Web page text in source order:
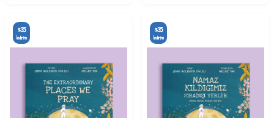
%35
İndirim
%35
İndirim